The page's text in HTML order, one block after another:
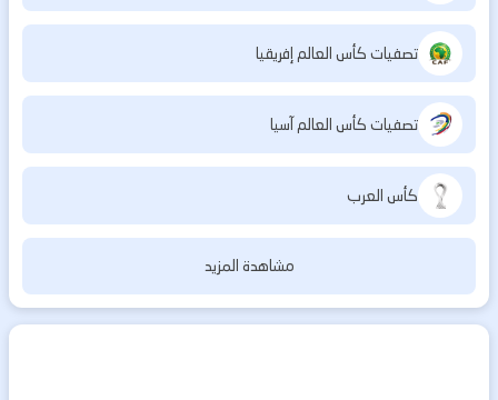
تصفيات كأس العالم إفريقيا
تصفيات كأس العالم آسيا
كأس العرب
مشاهدة المزيد